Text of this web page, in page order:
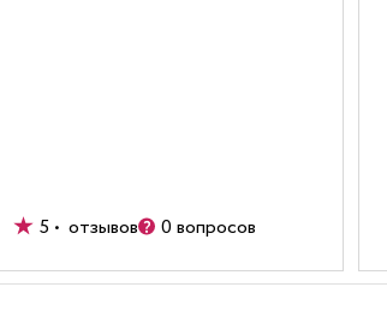
5 • отзывов 0 вопросов